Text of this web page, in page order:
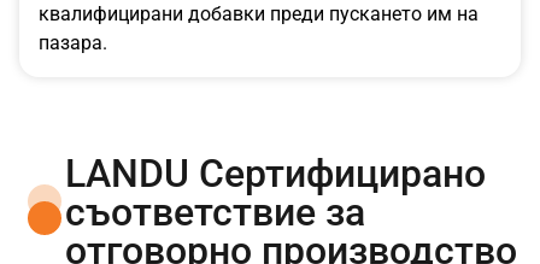
квалифицирани добавки преди пускането им на
пазара.
LANDU Сертифицирано
съответствие за
отговорно производство